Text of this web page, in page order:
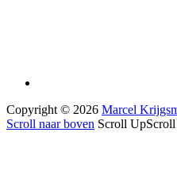
Copyright © 2026 Marcel
Scroll naar boven Scroll Up